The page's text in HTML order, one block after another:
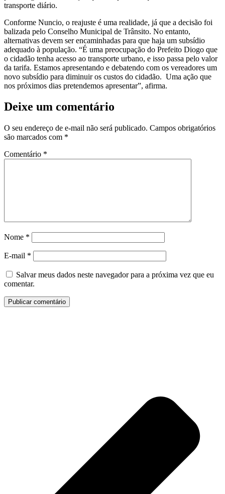
transporte diário.
Conforme Nuncio, o reajuste é uma realidade, já que a decisão foi
balizada pelo Conselho Municipal de Trânsito. No entanto,
alternativas devem ser encaminhadas para que haja um subsídio
adequado à população. “É uma preocupação do Prefeito Diogo que
o cidadão tenha acesso ao transporte urbano, e isso passa pelo valor
da tarifa. Estamos apresentando e debatendo com os vereadores um
novo subsídio para diminuir os custos do cidadão. Uma ação que
nos próximos dias pretendemos apresentar”, afirma.
Deixe um comentário
O seu endereço de e-mail não será publicado. Campos obrigatórios
são marcados com *
Comentário *
Nome *
E-mail *
Salvar meus dados neste navegador para a próxima vez que eu
comentar.